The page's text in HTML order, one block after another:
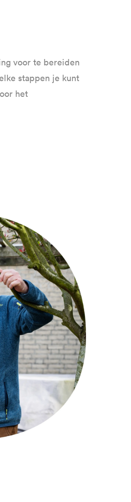
voor te bereiden
stappen je kunt
het